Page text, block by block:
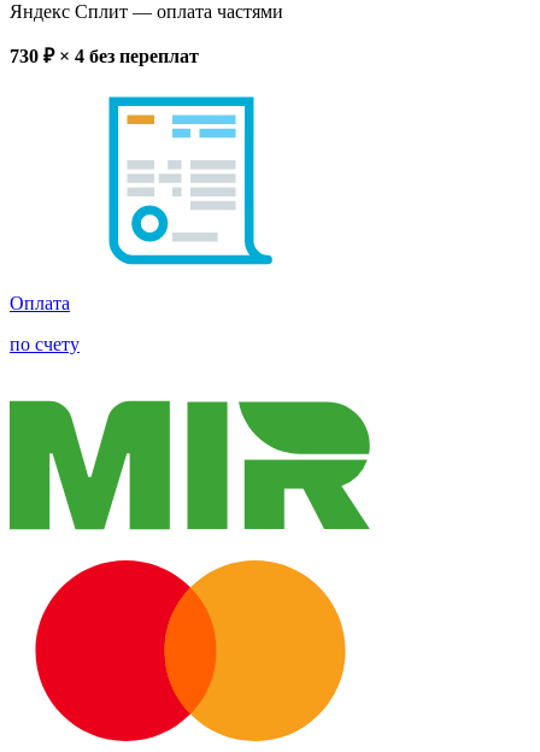
Яндекс Сплит — оплата частями
730 ₽ × 4 без переплат
Оплата
по счету